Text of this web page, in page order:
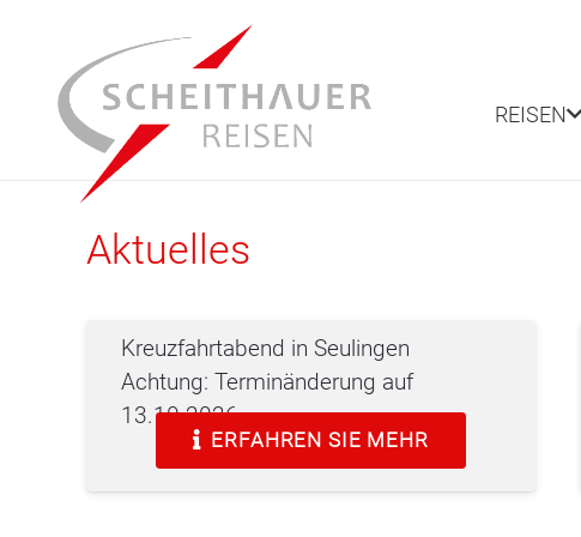
REISEN
Aktuelles
Kreuzfahrtabend in Seulingen
Achtung: Terminänderung auf
13.10.2026
ERFAHREN SIE MEHR